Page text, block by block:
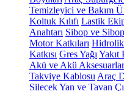
Temizleyici ve Bakım
Koltuk Kılıfı Lastik
Anahtarı Sibop ve
Motor Katkıları
Katkısı Gres Yağı Yakıt
Akü ve Akü
Takviye Kablosu Araç
SilecekYan ve Tavan